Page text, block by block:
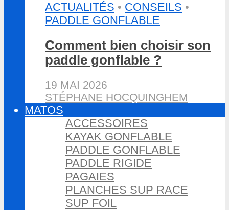
ACTUALITÉS • CONSEILS •
PADDLE GONFLABLE
Comment bien choisir son
paddle gonflable ?
19 MAI 2026
STÉPHANE HOCQUINGHEM
MATOS
ACCESSOIRES
KAYAK GONFLABLE
PADDLE GONFLABLE
PADDLE RIGIDE
PAGAIES
PLANCHES SUP RACE
SUP FOIL